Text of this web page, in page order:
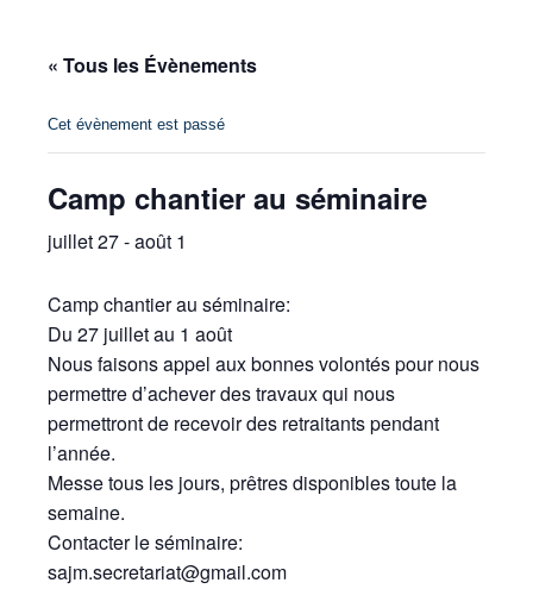
« Tous les Évènements
Cet évènement est passé
Camp chantier au séminaire
juillet 27-août 1
Camp chantier au séminaire:
Du 27 juillet au 1 août
Nous faisons appel aux bonnes volontés pour nous
permettre d’achever des travaux qui nous
permettront de recevoir des retraitants pendant
l’année.
Messe tous les jours, prêtres disponibles toute la
semaine.
Contacter le séminaire:
sajm.secretariat@gmail.com